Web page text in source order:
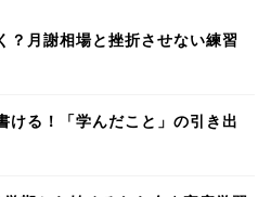
？月謝相場と挫折させない練習
ける！「学んだこと」の引き出